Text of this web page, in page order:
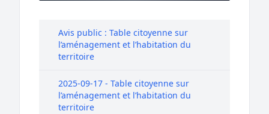
Avis public : Table citoyenne sur
l’aménagement et l’habitation du
territoire
2025-09-17 - Table citoyenne sur
l’aménagement et l’habitation du
territoire